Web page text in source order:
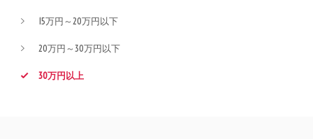
15万円～20万円以下
20万円～30万円以下
30万円以上